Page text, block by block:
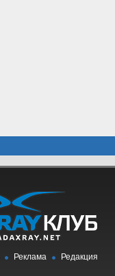
Реклама Редакция